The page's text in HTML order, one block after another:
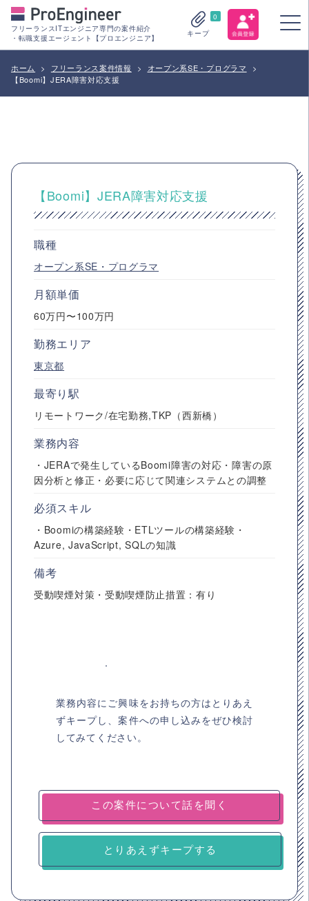
フリーランスITエンジニア専門の案件紹介
・転職支援エージェント【プロエンジニア】
0
キープ
ホーム > フリーランス案件情報 > オープン系SE・プログラマ
>
【Boomi】JERA障害対応支援
【Boomi】JERA障害対応支援
職種
オープン系SE・プログラマ
月額単価
60万円〜100万円
勤務エリア
東京都
最寄り駅
リモートワーク/在宅勤務,TKP（西新橋）
業務内容
・JERAで発生しているBoomi障害の対応・障害の原
因分析と修正・必要に応じて関連システムとの調整
必須スキル
・Boomiの構築経験・ETLツールの構築経験・
Azure, JavaScript, SQLの知識
備考
受動喫煙対策・受動喫煙防止措置：有り
業務内容にご興味をお持ちの方はとりあえ
ずキープし、案件への申し込みをぜひ検討
してみてください。
とりあえずキープする